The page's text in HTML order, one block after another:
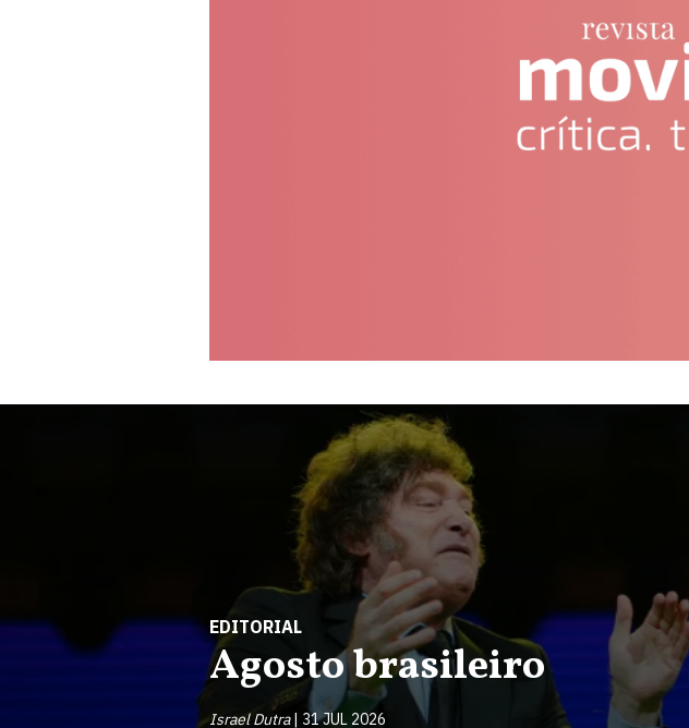
EDITORIAL
Agosto brasileiro
Israel Dutra 31 JUL 2026